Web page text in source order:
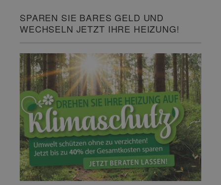
SPAREN SIE BARES GELD UND
WECHSELN JETZT IHRE HEIZUNG!